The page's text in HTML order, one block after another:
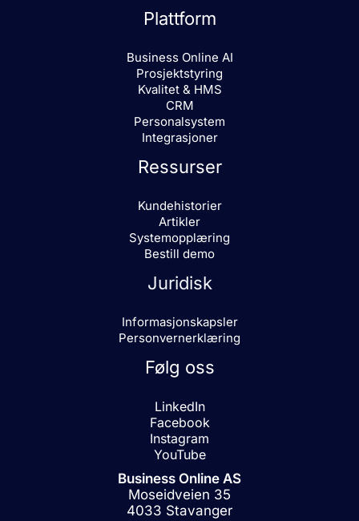
Plattform
Business Online AI
Prosjektstyring
Kvalitet & HMS
CRM
Personalsystem
Integrasjoner
Ressurser
Kundehistorier
Artikler
Systemopplæring
Bestill demo
Juridisk
Informasjonskapsler
Personvernerklæring
Følg oss
LinkedIn
Facebook
Instagram
YouTube
Business Online AS
Moseidveien 35
4033 Stavanger